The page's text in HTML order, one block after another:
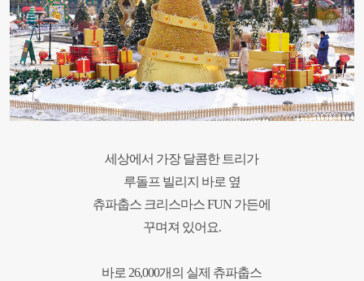
세상에서 가장 달콤한 트리가
루돌프 빌리지 바로 옆
츄파춥스 크리스마스 FUN 가든에
꾸며져 있어요.
바로 26,000개의 실제 츄파춥스